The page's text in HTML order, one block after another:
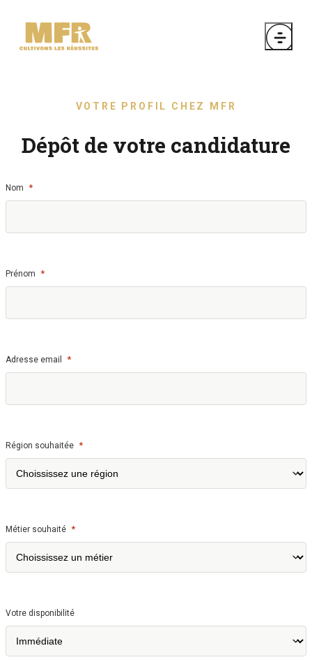
VOTRE PROFIL CHEZ MFR
Dépôt de votre candidature
Nom *
Prénom *
Adresse email *
Région souhaitée *
Métier souhaité *
Votre disponibilité